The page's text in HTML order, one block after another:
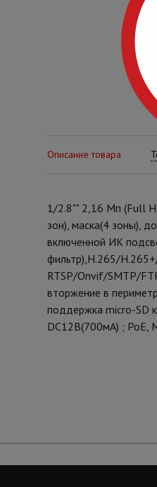
Описание товара
1/2.8"" 2,16 Мп (Full
зон), маска(4 зоны),
включенной ИК
фильтр),H.265/
RTSP/Onvif/SMTP/
вторжение в
поддержка micro-SD
DC12В(700мА) ; РоЕ,